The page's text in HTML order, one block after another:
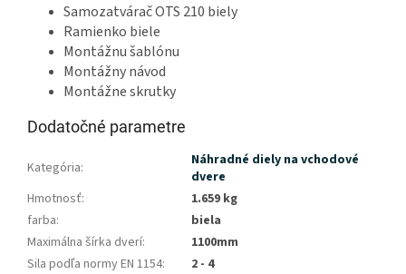
Samozatvárač OTS 210 biely
Ramienko biele
Montážnu šablónu
Montážny návod
Montážne skrutky
Dodatočné parametre
Kategória:
Náhradné diely na vchodové
dvere
Hmotnosť:
1.659 kg
farba:
biela
Maximálna šírka dverí:
1100mm
Sila podľa normy EN 1154:
2 - 4